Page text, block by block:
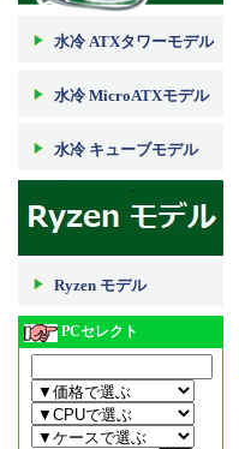
水冷 ATXタワーモデル
水冷 MicroATXモデル
水冷 キューブモデル
Ryzen モデル
PCセレクト